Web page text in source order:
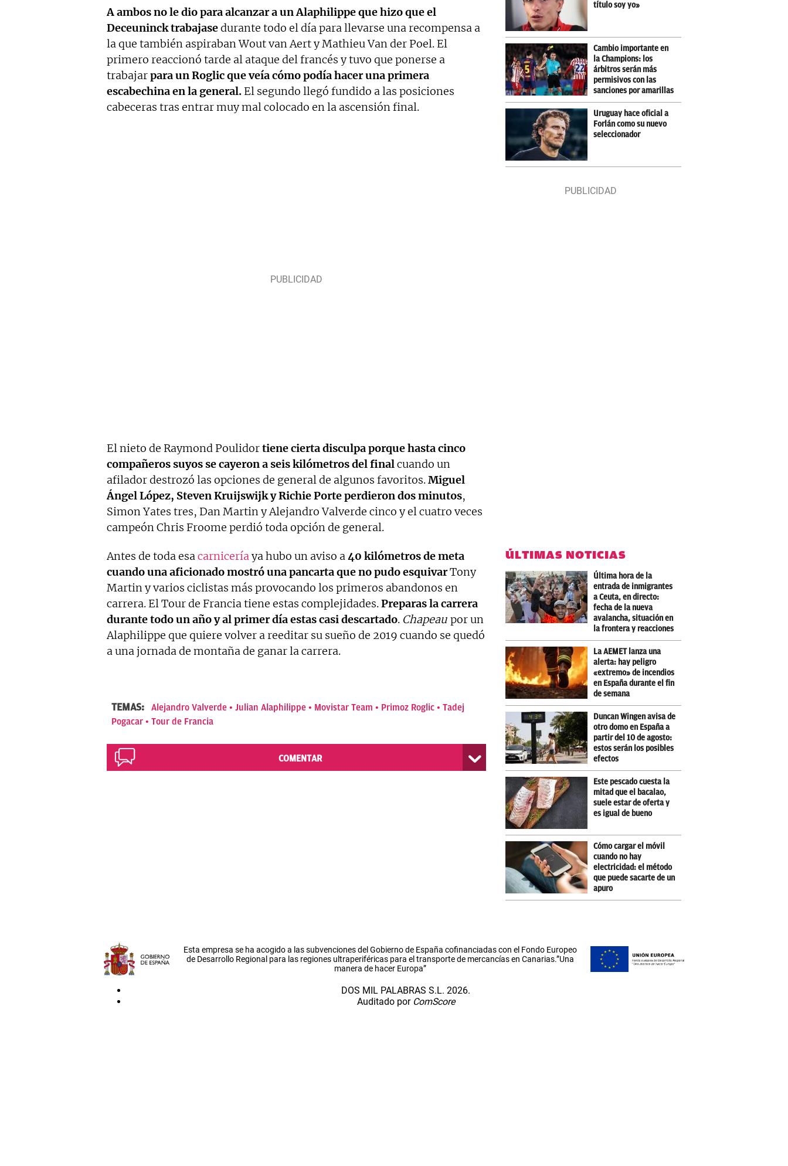
A ambos no le dio para alcanzar a un Alaphilippe que hizo que el
Deceuninck trabajasedurante todo el día para llevarse una recompensa a
la que también aspiraban Wout van Aert y Mathieu Van der Poel. El
primero reaccionó tarde al ataque del francés y tuvo que ponerse a
trabajarpara un Roglic que veía cómo podía hacer una primera
escabechina en la general. El segundo llegó fundido a las posiciones
cabeceras tras entrar muy mal colocado en la ascensión final.
El nieto de Raymond Poulidortiene cierta disculpa porque hasta cinco
compañeros suyos se cayeron a seis kilómetros del finalcuando un
afilador destrozó las opciones de general de algunos favoritos.Miguel
Ángel López, Steven Kruijswijk y Richie Porte perdieron dos minutos,
Simon Yates tres, Dan Martin y Alejandro Valverde cinco y el cuatro veces
campeón Chris Froome perdió toda opción de general.
Antes de toda esacarniceríaya hubo un aviso a40 kilómetros de meta
cuando una aficionado mostró una pancarta que no pudo esquivarTony
Martin y varios ciclistas más provocando los primeros abandonos en
carrera. El Tour de Francia tiene estas complejidades.Preparas la carrera
durante todo un año y al primer día estas casi descartado. Chapeau por un
Alaphilippe que quiere volver a reeditar su sueño de 2019 cuando se quedó
a una jornada de montaña de ganar la carrera.
TEMAS: Alejandro Valverde Julian Alaphilippe Movistar Team Primoz Roglic
Tadej
Pogacar
Tour de Francia
COMENTAR
título soy yo»
Cambio importante en
la Champions: los
árbitros serán más
permisivos con las
sanciones por amarillas
Uruguay hace oficial a
Forlán como su nuevo
seleccionador
ÚLTIMAS NOTICIAS
Última hora de la
entrada de inmigrantes
a Ceuta, en directo:
fecha de la nueva
avalancha, situación en
la frontera y reacciones
La AEMET lanza una
alerta: hay peligro
«extremo» de incendios
en España durante el fin
de semana
Duncan Wingen avisa de
otro domo en España a
partir del 10 de agosto:
estos serán los posibles
efectos
Este pescado cuesta la
mitad que el bacalao,
suele estar de oferta y
es igual de bueno
Cómo cargar el móvil
cuando no hay
electricidad: el método
que puede sacarte de un
apuro
Esta empresa se ha acogido a las subvenciones del Gobierno de España cofinanciadas con el Fondo Europeo
de Desarrollo Regional para las regiones ultraperiféricas para el transporte de mercancías en Canarias.”Una
manera de hacer Europa”
DOS MIL PALABRAS S.L. 2026.
Auditado por ComScore